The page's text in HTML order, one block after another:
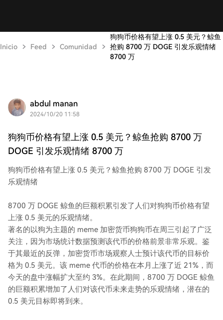
Inicio Feed Comunidad
狗狗币价格有望上涨 0.5 美元？鲸鱼
抢购 8700 万 DOGE 引发乐观情绪
8700 万
abdul manan
2024/10/20 11:58
狗狗币价格有望上涨 0.5 美元？鲸鱼抢购 8700 万
DOGE 引发乐观情绪 8700 万
狗狗币价格有望上涨 0.5 美元？鲸鱼抢购 8700 万 DOGE 引发
乐观情绪
8700 万 DOGE 鲸鱼的巨额积累引发了人们对狗狗币价格有望
上涨 0.5 美元的乐观情绪。
著名的以狗为主题的 meme 加密货币狗狗币在周三引起了广泛
关注，因为市场统计数据预测该代币的价格前景非常乐观。鉴
于其最近的反弹，加密货币市场观察人士预计该代币的目标价
格为 0.5 美元。该 meme 代币的价格在本月上涨了近 21%，而
今天的盘中涨幅扩大至约 3%。在此期间，8700 万 DOGE 鲸鱼
的巨额积累增加了人们对该代币未来走势的乐观情绪，潜在的
0.5 美元目标即将到来。